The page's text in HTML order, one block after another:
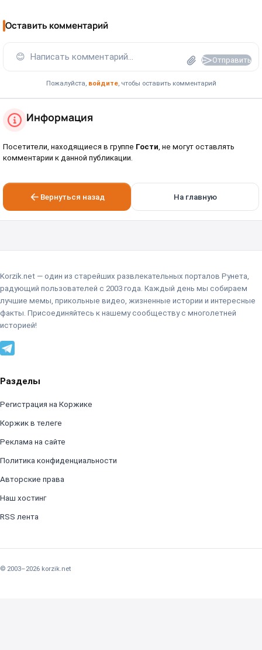
Оставить комментарий
😊 Написать комментарий... Отправить
Пожалуйста, войдите, чтобы оставить комментарий
Информация
Посетители, находящиеся в группе Гости, не могут оставлять
комментарии к данной публикации.
Вернуться назад На главную
Korzik.net — один из старейших развлекательных порталов Рунета,
радующий пользователей с 2003 года. Каждый день мы собираем
лучшие мемы, прикольные видео, жизненные истории и интересные
факты. Присоединяйтесь к нашему сообществу с многолетней
историей!
Разделы
Регистрация на Коржике
Коржик в телеге
Реклама на сайте
Политика конфиденциальности
Авторские права
Наш хостинг
RSS лента
© 2003–2026 korzik.net